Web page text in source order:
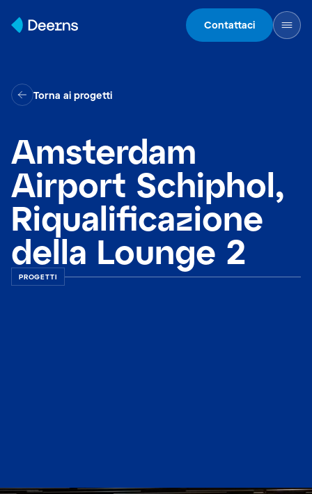
Contattaci
Torna ai progetti
Amsterdam
Airport Schiphol,
Riqualificazione
della Lounge 2
PROGETTI